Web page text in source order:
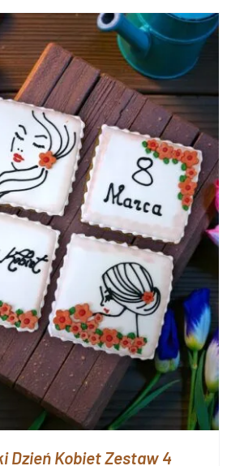
Dzień Kobiet Zestaw 4